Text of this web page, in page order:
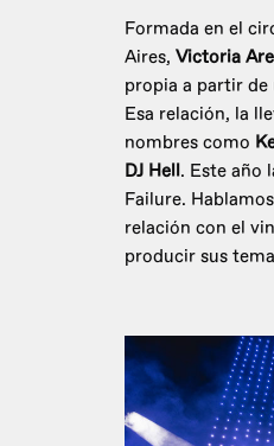
Formada en el
Aires, Victoria
propia a partir
Esa relación, la
nombres como
DJ Hell. Este año
Failure.
relación con el
producir sus